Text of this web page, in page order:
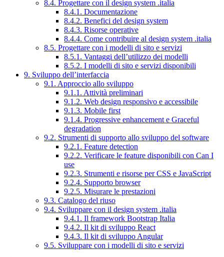
8.4. Progettare con il design system .italia
8.4.1. Documentazione
8.4.2. Benefici del design system
8.4.3. Risorse operative
8.4.4. Come contribuire al design system .italia
8.5. Progettare con i modelli di sito e servizi
8.5.1. Vantaggi dell’utilizzo dei modelli
8.5.2. I modelli di sito e servizi disponibili
9. Sviluppo dell’interfaccia
9.1. Approccio allo sviluppo
9.1.1. Attività preliminari
9.1.2. Web design responsivo e accessibile
9.1.3. Mobile first
9.1.4. Progressive enhancement e Graceful
degradation
9.2. Strumenti di supporto allo sviluppo del software
9.2.1. Feature detection
9.2.2. Verificare le feature disponibili con Can I
use
9.2.3. Strumenti e risorse per CSS e JavaScript
9.2.4. Supporto browser
9.2.5. Misurare le prestazioni
9.3. Catalogo del riuso
9.4. Sviluppare con il design system .italia
9.4.1. Il framework Bootstrap Italia
9.4.2. Il kit di sviluppo React
9.4.3. Il kit di sviluppo Angular
9.5. Sviluppare con i modelli di sito e servizi